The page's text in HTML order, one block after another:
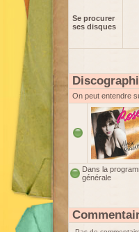
Se procurer
ses disques
On peut entendre
Dans la
générale